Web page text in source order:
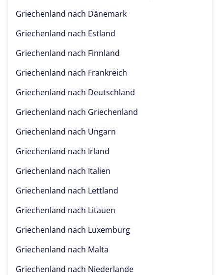
Griechenland nach Dänemark
Griechenland nach Estland
Griechenland nach Finnland
Griechenland nach Frankreich
Griechenland nach Deutschland
Griechenland nach Griechenland
Griechenland nach Ungarn
Griechenland nach Irland
Griechenland nach Italien
Griechenland nach Lettland
Griechenland nach Litauen
Griechenland nach Luxemburg
Griechenland nach Malta
Griechenland nach Niederlande